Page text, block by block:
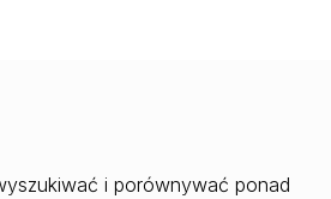
i porównywać ponad